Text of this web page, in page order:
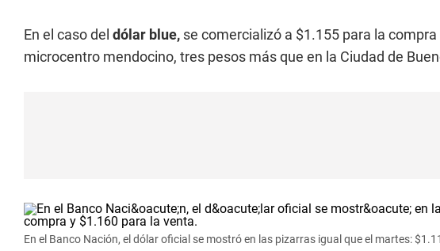
En el caso del dólar blue, se comercializó a $1.155 para la
microcentro mendocino, tres pesos más que en la Ciudad de
En el Banco Nación, el dólar oficial se mostró en las pizarras igual que el martes: